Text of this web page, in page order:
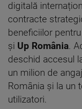
digitală
contracte
beneficiilor
și Up România.
deschid accesul
un milion de
România și la un
utilizatori.